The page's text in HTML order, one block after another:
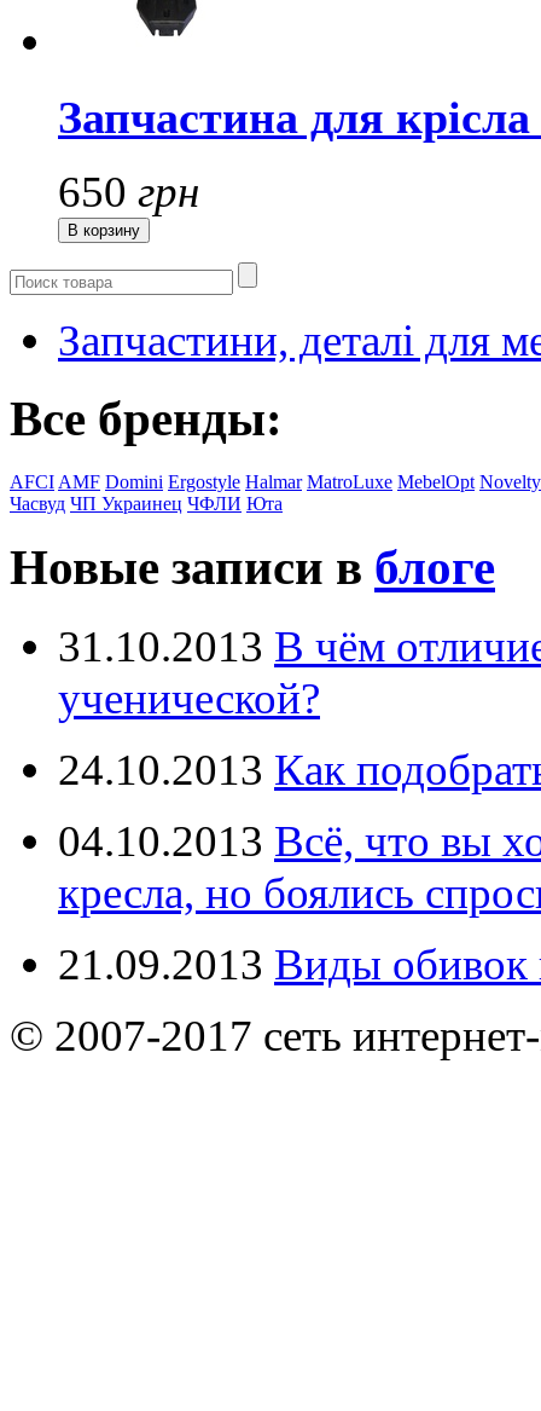
Запчастина для
650 грн
Запчастини, деталі для
Все бренды:
AFCI AMF Domini Ergostyle Halmar MatroLuxe MebelOpt Novelty
Часвуд ЧП Украинец ЧФЛИ Юта
Новые записи в блоге
31.10.2013 В чём
ученической?
24.10.2013 Как
04.10.2013 Всё, что вы
кресла, но боялись
21.09.2013 Виды обивок
© 2007-2017 сеть